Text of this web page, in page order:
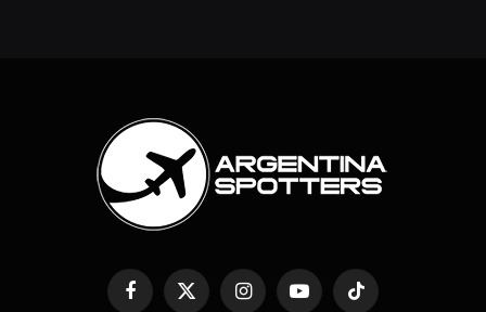
FacebookTwitter InstagramYouTubeTikTok